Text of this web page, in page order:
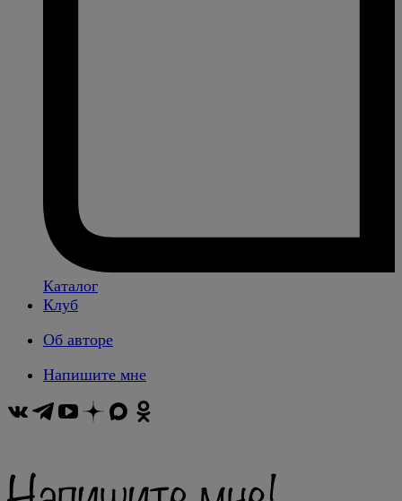
Каталог
Клуб
Об авторе
Напишите мне